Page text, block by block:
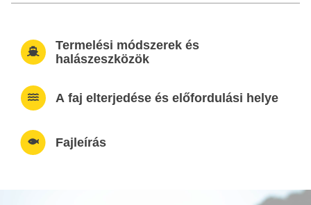
Termelési módszerek és
halászeszközök
A faj elterjedése és előfordulási helye
Fajleírás